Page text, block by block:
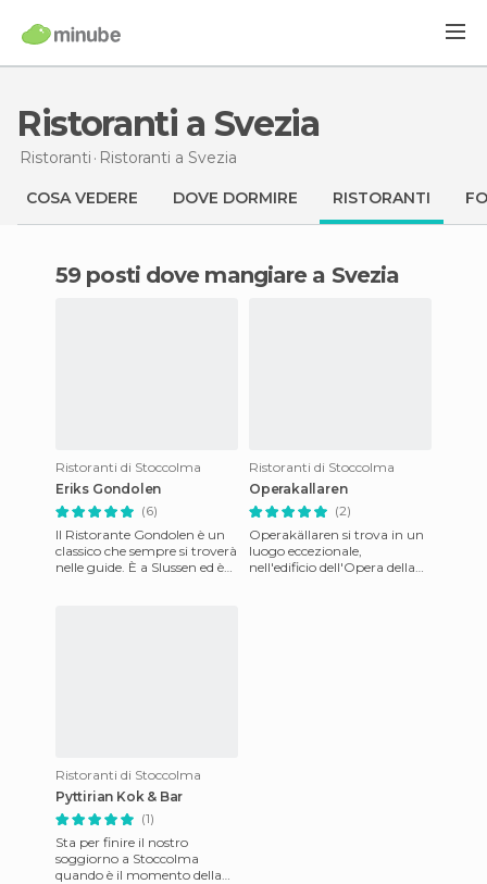
Ristoranti a Svezia
Ristoranti Ristoranti a Svezia
COSA VEDERE DOVE DORMIRE RISTORANTI
59 posti dove mangiare a Svezia
Ristoranti di Stoccolma
Eriks Gondolen
(6)
Il Ristorante Gondolen è un
classico che sempre si troverà
nelle guide. È a Slussen ed è
Ristoranti di Stoccolma
Operakallaren
(2)
Operakällaren si trova in un
luogo eccezionale,
nell'edificio dell'Opera della
Ristoranti di Stoccolma
Pyttirian Kok & Bar
(1)
Sta per finire il nostro
soggiorno a Stoccolma
quando è il momento della